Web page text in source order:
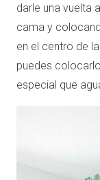
darle una vuelta
cama y
en el centro de
puedes
especial que